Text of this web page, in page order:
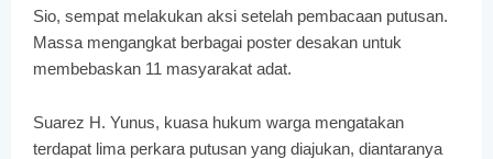
Sio, sempat melakukan aksi setelah pembacaan putusan.
Massa mengangkat berbagai poster desakan untuk
membebaskan 11 masyarakat adat.
Suarez H. Yunus, kuasa hukum warga mengatakan
terdapat lima perkara putusan yang diajukan, diantaranya